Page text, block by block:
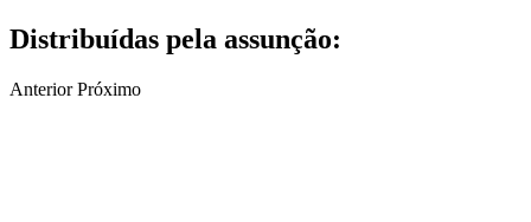
Distribuídas pela assunção:
Anterior Próximo